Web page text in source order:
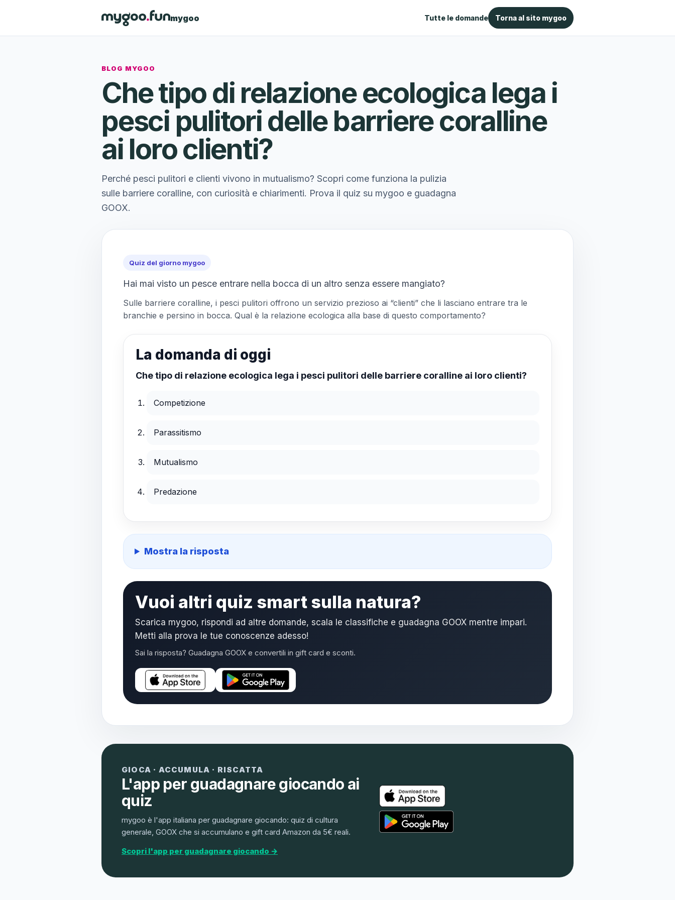
mygoo Tutte le domande Torna al sito mygoo
BLOG MYGOO
Che tipo di relazione ecologica lega i
pesci pulitori delle barriere coralline
ai loro clienti?
Perché pesci pulitori e clienti vivono in mutualismo? Scopri come funziona la pulizia
sulle barriere coralline, con curiosità e chiarimenti. Prova il quiz su mygoo e guadagna
GOOX.
Quiz del giorno mygoo
Hai mai visto un pesce entrare nella bocca di un altro senza essere mangiato?
Sulle barriere coralline, i pesci pulitori offrono un servizio prezioso ai “clienti” che li lasciano entrare tra le
branchie e persino in bocca. Qual è la relazione ecologica alla base di questo comportamento?
La domanda di oggi
Che tipo di relazione ecologica lega i pesci pulitori delle barriere coralline ai loro clienti?
Competizione
Parassitismo
Mutualismo
Predazione
Mostra la risposta
Vuoi altri quiz smart sulla natura?
Scarica mygoo, rispondi ad altre domande, scala le classifiche e guadagna GOOX mentre impari.
Metti alla prova le tue conoscenze adesso!
Sai la risposta? Guadagna GOOX e convertili in gift card e sconti.
GIOCA · ACCUMULA · RISCATTA
L'app per guadagnare giocando ai
quiz
mygoo è l'app italiana per guadagnare giocando: quiz di cultura
generale, GOOX che si accumulano e gift card Amazon da 5€ reali.
Scopri l'app per guadagnare giocando →